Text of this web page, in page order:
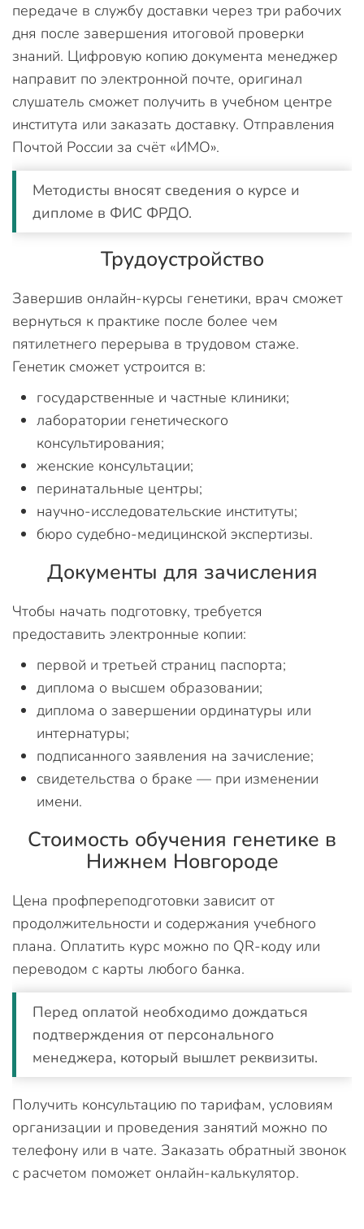
передаче в службу доставки через три рабочих
дня после завершения итоговой проверки
знаний. Цифровую копию документа менеджер
направит по электронной почте, оригинал
слушатель сможет получить в учебном центре
института или заказать доставку. Отправления
Почтой России за счёт «ИМО».
Методисты вносят сведения о курсе и
дипломе в ФИС ФРДО.
Трудоустройство
Завершив онлайн-курсы генетики, врач сможет
вернуться к практике после более чем
пятилетнего перерыва в трудовом стаже.
Генетик сможет устроится в:
государственные и частные клиники;
лаборатории генетического
консультирования;
женские консультации;
перинатальные центры;
научно-исследовательские институты;
бюро судебно-медицинской экспертизы.
Документы для зачисления
Чтобы начать подготовку, требуется
предоставить электронные копии:
первой и третьей страниц паспорта;
диплома о высшем образовании;
диплома о завершении ординатуры или
интернатуры;
подписанного заявления на зачисление;
свидетельства о браке — при изменении
имени.
Стоимость обучения генетике в
Нижнем Новгороде
Цена профпереподготовки зависит от
продолжительности и содержания учебного
плана. Оплатить курс можно по QR-коду или
переводом с карты любого банка.
Перед оплатой необходимо дождаться
подтверждения от персонального
менеджера, который вышлет реквизиты.
Получить консультацию по тарифам, условиям
организации и проведения занятий можно по
телефону или в чате. Заказать обратный звонок
с расчетом поможет онлайн-калькулятор.